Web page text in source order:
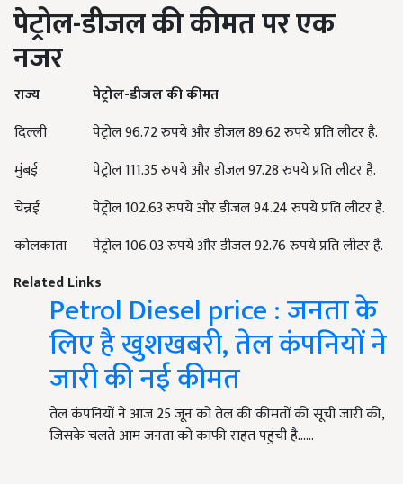
पेट्रोल-डीजल की कीमत पर एक
नजर
राज्य पेट्रोल-डीजल की कीमत
दिल्ली
पेट्रोल 96.72 रुपये और डीजल 89.62 रुपये प्रति लीटर है.
मुंबई
पेट्रोल 111.35 रुपये और डीजल 97.28 रुपये प्रति लीटर है.
चेन्नई
पेट्रोल 102.63 रुपये और डीजल 94.24 रुपये प्रति लीटर है.
कोलकाता
पेट्रोल 106.03 रुपये और डीजल 92.76 रुपये प्रति लीटर है.
Related Links
Petrol Diesel price : जनता के
लिए है खुशखबरी, तेल कंपनियों ने
जारी की नई कीमत
तेल कंपनियों ने आज 25 जून को तेल की कीमतों की सूची जारी की,
जिसके चलते आम जनता को काफी राहत पहुंची है...…